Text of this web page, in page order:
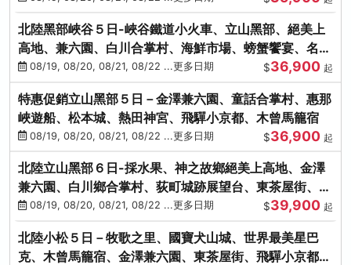
北陸黑部峽谷５日-峽谷鐵道小火車、立山黑部、絕美上
高地、兼六園、白川合掌村、海鮮市場、螃蟹饗宴、名湯
雙溫泉
08/19, 08/20, 08/21, 08/22 ...更多日期 $36,900 起
特惠促銷立山黑部５日－金澤兼六園、童話合掌村、惠那
峽遊船、松本城、熱田神宮、飛驒小京都、木曾馬籠宿
08/19, 08/20, 08/21, 08/22 ...更多日期 $36,900 起
北陸立山黑部６日-採水果、神之故鄉絕美上高地、金澤
兼六園、白川鄉合掌村、荻町城跡展望台、東茶屋街、名
花之里絢爛花海
08/19, 08/20, 08/21, 08/22 ...更多日期 $39,900 起
北陸小松５日－牧歌之里、國寶犬山城、世界最美星巴
克、木曾馬籠宿、金澤兼六園、東茶屋街、飛驒小京都、